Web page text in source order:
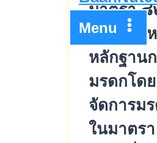
Menu
มาตรา ๘
มรดกใน
หลักฐาน
มรดกโด
จัดการม
ในมาตร